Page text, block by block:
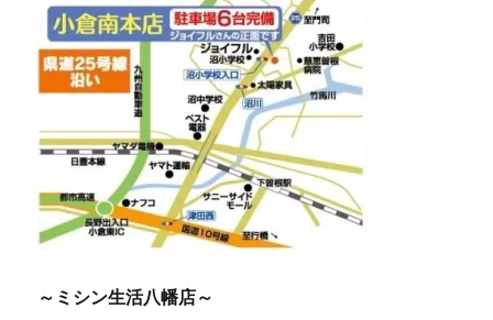
～ミシン生活八幡店～